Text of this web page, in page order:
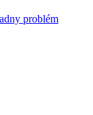
problém